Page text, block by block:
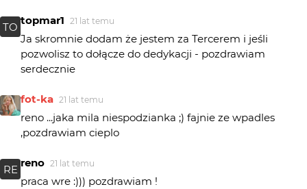
TO
topmar1 21 lat temu
Ja skromnie dodam że jestem za Tercerem i jeśli
pozwolisz to dołącze do dedykacji - pozdrawiam
serdecznie
fot-ka 21 lat temu
reno ...jaka mila niespodzianka ;) fajnie ze wpadles
,pozdrawiam cieplo
RE
reno 21 lat temu
praca wre :))) pozdrawiam !